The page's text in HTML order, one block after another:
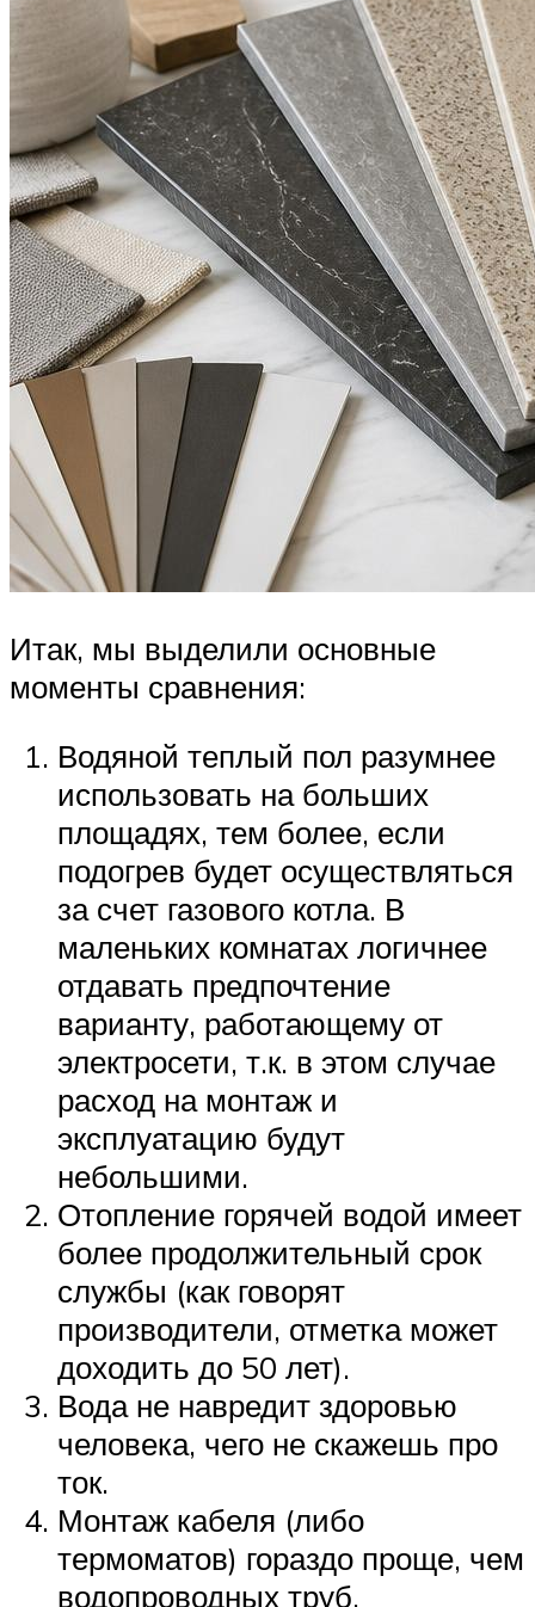
Итак, мы выделили основные
моменты сравнения:
Водяной теплый пол разумнее
использовать на больших
площадях, тем более, если
подогрев будет осуществляться
за счет газового котла. В
маленьких комнатах логичнее
отдавать предпочтение
варианту, работающему от
электросети, т.к. в этом случае
расход на монтаж и
эксплуатацию будут
небольшими.
Отопление горячей водой имеет
более продолжительный срок
службы (как говорят
производители, отметка может
доходить до 50 лет).
Вода не навредит здоровью
человека, чего не скажешь про
ток.
Монтаж кабеля (либо
термоматов) гораздо проще, чем
водопроводных труб.